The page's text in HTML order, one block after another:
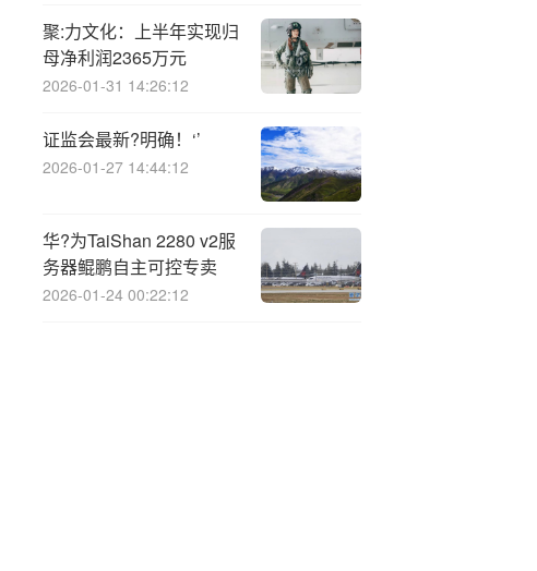
聚:力文化：上半年实现归
母净利润2365万元
2026-01-31 14:26:12
证监会最新?明确！‘’
2026-01-27 14:44:12
华?为TaiShan 2280 v2服
务器鲲鹏自主可控专卖
2026-01-24 00:22:12